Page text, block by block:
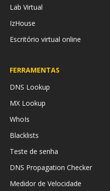
Lab Virtual
IzHouse
Escritório virtual online
FERRAMENTAS
DNS Lookup
MX Lookup
WhoIs
Blacklists
Teste de senha
DNS Propagation Checker
Medidor de Velocidade